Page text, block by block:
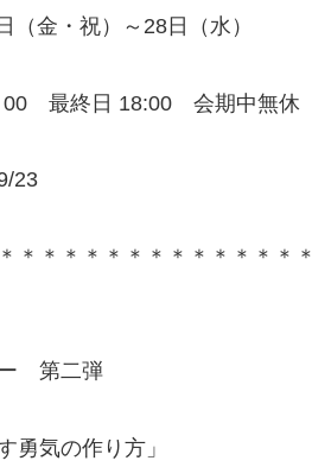
（金・祝）～28日（水）
00 最終日 18:00 会期中無休
23
＊＊＊＊＊＊＊＊＊＊＊＊＊
第二弾
勇気の作り方」